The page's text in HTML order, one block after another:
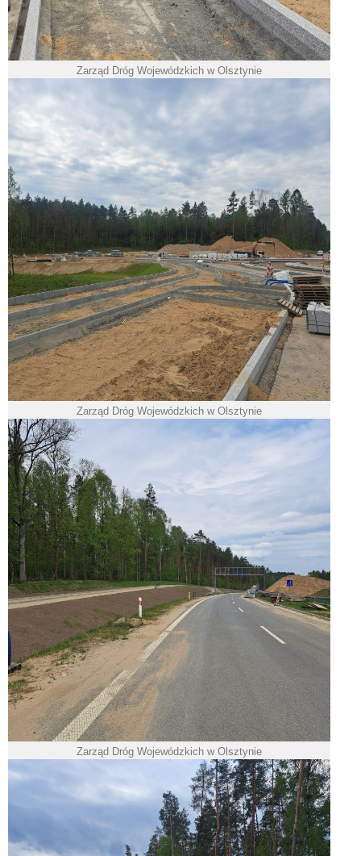
Zarząd Dróg Wojewódzkich w Olsztynie
Zarząd Dróg Wojewódzkich w Olsztynie
Zarząd Dróg Wojewódzkich w Olsztynie